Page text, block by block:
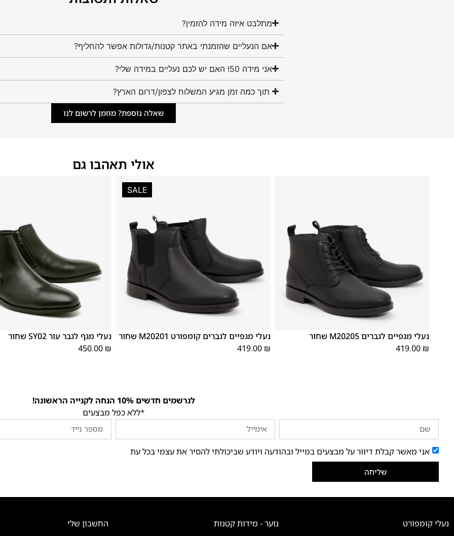
מתלבט איזה מידה להזמין?
אם הנעליים שהזמנתי באתר קטנות/גדולות אפשר להחליף?
אני מידה 50! האם יש לכם נעליים במידה שלי?
תוך כמה זמן מגיע המשלוח לצפון/דרום הארץ?
שאלה נוספת? מוזמן לרשום לנו
אולי תאהבו גם
נעלי מגפיים לגברים M20205 שחור
419.00 ₪
SALE
נעלי מגפיים לגברים קומפורט M20201 שחור
419.00 ₪
נעלי מגף לגבר עור SY02 שחור
450.00 ₪
לנרשמים חדשים 10% הנחה לקנייה הראשונה!
*ללא כפל מבצעים
אני מאשר קבלת דיוור על מבצעים במייל ובהודעה ויודע שביכולתי להסיר את עצמי בכל עת
שליחה
נעלי קומפורט
נוער - מידות קטנות
החשבון שלי